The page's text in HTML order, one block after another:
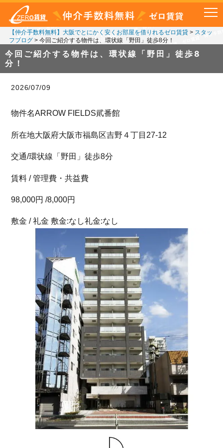
【仲介手数料無料】大阪でとにかく安くお部屋を借りれるゼロ賃貸> スタッ
フブログ> 今回ご紹介する物件は、環状線「野田」徒歩8分！
今回ご紹介する物件は、環状線「野田」徒歩8
分！
2026/07/09
物件名ARROW FIELDS貮番館
所在地大阪府大阪市福島区吉野４丁目27-12
交通/環状線「野田」徒歩8分
賃料 / 管理費・共益費
98,000円 /8,000円
敷金 / 礼金 敷金:なし礼金:なし